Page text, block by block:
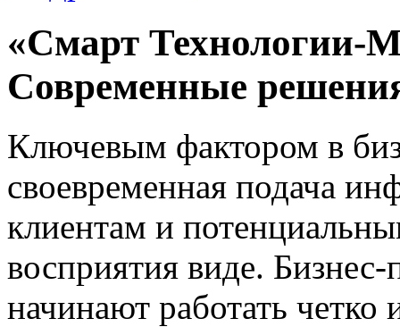
«Смарт Технологии-
Современные
Ключевым фактором в
своевременная подача
клиентам и
восприятия виде.
начинают работать четко